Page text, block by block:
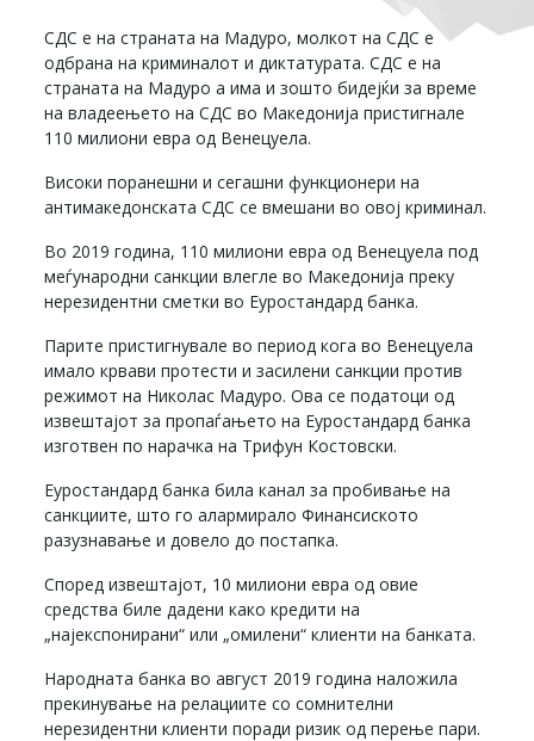
СДС е на страната на Мадуро, молкот на СДС е
одбрана на криминалот и диктатурата. СДС е на
страната на Мадуро а има и зошто бидејќи за време
на владеењето на СДС во Македонија пристигнале
110 милиони евра од Венецуела.
Високи поранешни и сегашни функционери на
антимакедонската СДС се вмешани во овој криминал.
Во 2019 година, 110 милиони евра од Венецуела под
меѓународни санкции влегле во Македонија преку
нерезидентни сметки во Еуростандард банка.
Парите пристигнувале во период кога во Венецуела
имало крвави протести и засилени санкции против
режимот на Николас Мадуро. Ова се податоци од
извештајот за пропаѓањето на Еуростандард банка
изготвен по нарачка на Трифун Костовски.
Еуростандард банка била канал за пробивање на
санкциите, што го алармирало Финансиското
разузнавање и довело до постапка.
Според извештајот, 10 милиони евра од овие
средства биле дадени како кредити на
„најекспонирани“ или „омилени“ клиенти на банката.
Народната банка во август 2019 година наложила
прекинување на релациите со сомнителни
нерезидентни клиенти поради ризик од перење пари.